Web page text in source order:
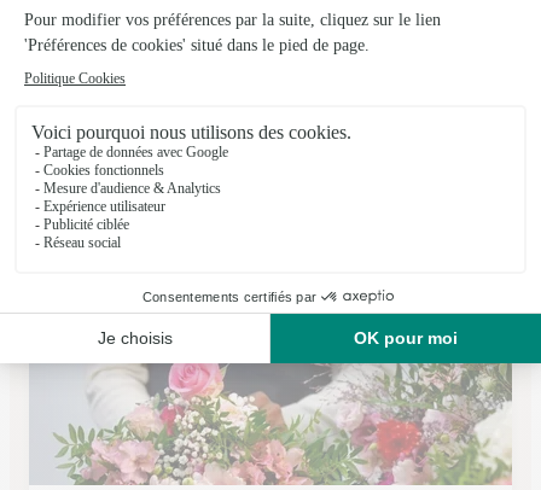
Fleuriste Pour Vous
Charlieu
★★★★★3.6 (28)
Pole commercial Gayen 33, rue Dorian